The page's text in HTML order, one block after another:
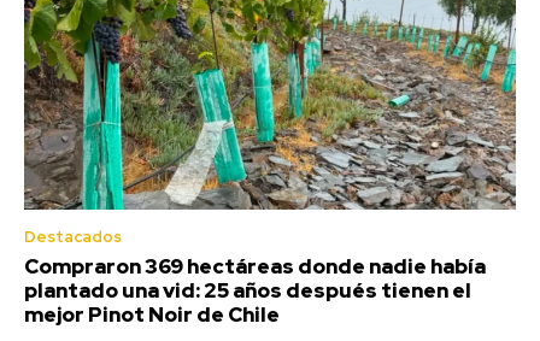
Destacados
Compraron 369 hectáreas donde nadie había
plantado una vid: 25 años después tienen el
mejor Pinot Noir de Chile